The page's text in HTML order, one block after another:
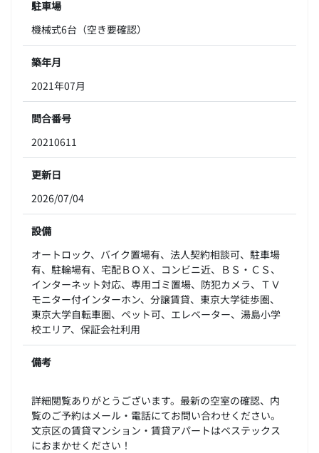
駐車場
機械式6台（空き要確認）
築年月
2021年07月
問合番号
20210611
更新日
2026/07/04
設備
オートロック、バイク置場有、法人契約相談可、駐車場
有、駐輪場有、宅配ＢＯＸ、コンビニ近、ＢＳ・ＣＳ、
インターネット対応、専用ゴミ置場、防犯カメラ、ＴＶ
モニター付インターホン、分譲賃貸、東京大学徒歩圏、
東京大学自転車圏、ペット可、エレベーター、湯島小学
校エリア、保証会社利用
備考
詳細閲覧ありがとうございます。最新の空室の確認、内
覧のご予約はメール・電話にてお問い合わせください。
文京区の賃貸マンション・賃貸アパートはベステックス
におまかせください！